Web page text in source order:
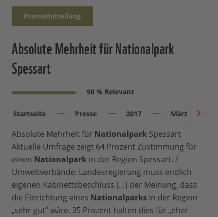
Pressemitteilung
Absolute Mehrheit für Nationalpark
Spessart
98 % Relevanz
Startseite Presse 2017 März
Absolute Mehrheit für Nationalpark Spessart
Aktuelle Umfrage zeigt 64 Prozent Zustimmung für
einen Nationalpark in der Region Spessart. /
Umweltverbände: Landesregierung muss endlich
eigenen Kabinettsbeschluss […] der Meinung, dass
die Einrichtung eines Nationalparks in der Region
„sehr gut“ wäre. 35 Prozent halten dies für „eher